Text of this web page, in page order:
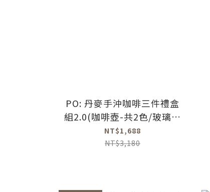
PO: 丹麥手沖咖啡三件禮盒
組2.0(咖啡壺-共2色/玻璃杯
350ml-共4色/咖啡磨2.0)
NT$1,688
NT$3,180